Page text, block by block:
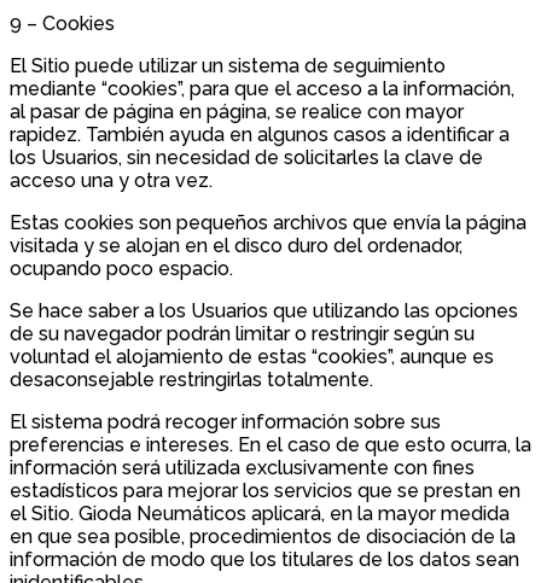
9 – Cookies
El Sitio puede utilizar un sistema de seguimiento
mediante “cookies”, para que el acceso a la información,
al pasar de página en página, se realice con mayor
rapidez. También ayuda en algunos casos a identificar a
los Usuarios, sin necesidad de solicitarles la clave de
acceso una y otra vez.
Estas cookies son pequeños archivos que envía la página
visitada y se alojan en el disco duro del ordenador,
ocupando poco espacio.
Se hace saber a los Usuarios que utilizando las opciones
de su navegador podrán limitar o restringir según su
voluntad el alojamiento de estas “cookies”, aunque es
desaconsejable restringirlas totalmente.
El sistema podrá recoger información sobre sus
preferencias e intereses. En el caso de que esto ocurra, la
información será utilizada exclusivamente con fines
estadísticos para mejorar los servicios que se prestan en
el Sitio. Gioda Neumáticos aplicará, en la mayor medida
en que sea posible, procedimientos de disociación de la
información de modo que los titulares de los datos sean